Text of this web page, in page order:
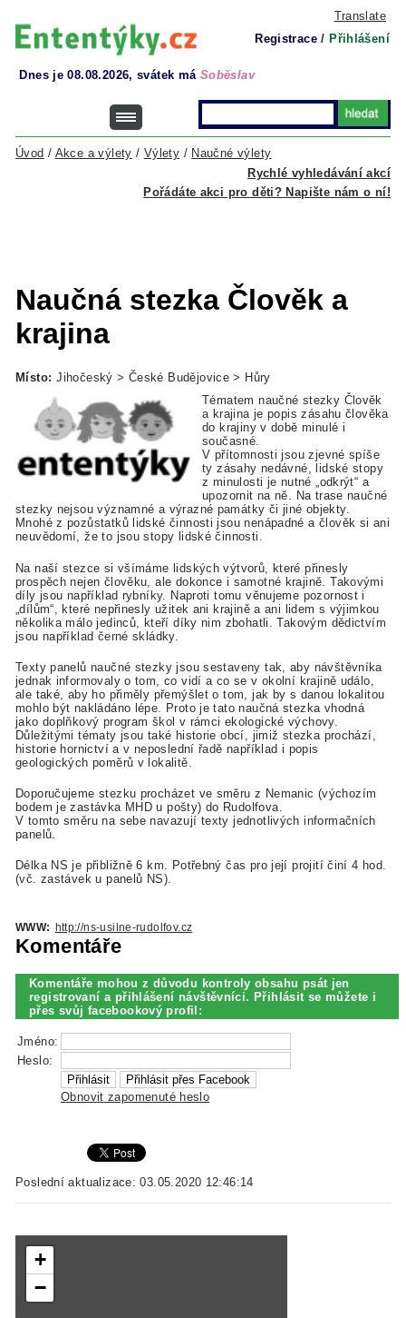
Translate
Registrace / Přihlášení
Dnes je 08.08.2026, svátek má Soběslav
Rychlé vyhledávání akcí
Úvod / Akce a výlety / Výlety / Naučné výlety
Pořádáte akci pro děti? Napište nám o ní!
Naučná stezka Člověk a
krajina
Místo: Jihočeský > České Budějovice > Hůry
Tématem naučné stezky Člověk
a krajina je popis zásahu člověka
do krajiny v době minulé i
současné.
V přítomnosti jsou zjevné spíše
ty zásahy nedávné, lidské stopy
z minulosti je nutné „odkrýt“ a
upozornit na ně. Na trase naučné
stezky nejsou významné a výrazné památky či jiné objekty.
Mnohé z pozůstatků lidské činnosti jsou nenápadné a člověk si ani
neuvědomí, že to jsou stopy lidské činnosti.
Na naší stezce si všímáme lidských výtvorů, které přinesly
prospěch nejen člověku, ale dokonce i samotné krajině. Takovými
díly jsou například rybníky. Naproti tomu věnujeme pozornost i
„dílům“, které nepřinesly užitek ani krajině a ani lidem s výjimkou
několika málo jedinců, kteří díky nim zbohatli. Takovým dědictvím
jsou například černé skládky.
Texty panelů naučné stezky jsou sestaveny tak, aby návštěvníka
jednak informovaly o tom, co vidí a co se v okolní krajině událo,
ale také, aby ho přiměly přemýšlet o tom, jak by s danou lokalitou
mohlo být nakládáno lépe. Proto je tato naučná stezka vhodná
jako doplňkový program škol v rámci ekologické výchovy.
Důležitými tématy jsou také historie obcí, jimiž stezka prochází,
historie hornictví a v neposlední řadě například i popis
geologických poměrů v lokalitě.
Doporučujeme stezku procházet ve směru z Nemanic (výchozím
bodem je zastávka MHD u pošty) do Rudolfova.
V tomto směru na sebe navazují texty jednotlivých informačních
panelů.
Délka NS je přibližně 6 km. Potřebný čas pro její projití činí 4 hod.
(vč. zastávek u panelů NS).
WWW: http://ns-usilne-rudolfov.cz
Komentáře
Komentáře mohou z důvodu kontroly obsahu psát jen
registrovaní a přihlášení návštěvníci. Přihlásit se můžete i
přes svůj facebookový profil:
Jméno:
Heslo:
Obnovit zapomenuté heslo
Poslední aktualizace: 03.05.2020 12:46:14
+
−